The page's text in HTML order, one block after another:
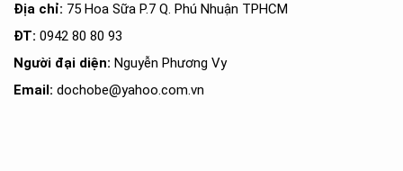
Địa chỉ: 75 Hoa Sữa P.7 Q. Phú Nhuận TPHCM
ĐT: 0942 80 80 93
Người đại diện: Nguyễn Phương Vy
Email: dochobe@yahoo.com.vn